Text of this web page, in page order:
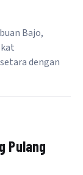
Bajo,
dengan
Pulang